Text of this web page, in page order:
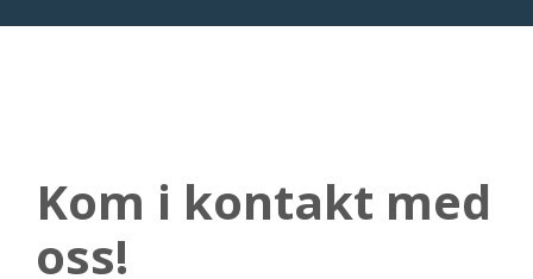
Kom i kontakt med
oss!